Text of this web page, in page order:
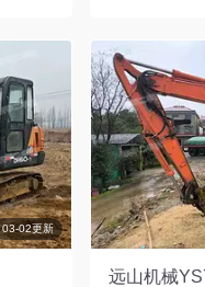
03-02更新
远山机械